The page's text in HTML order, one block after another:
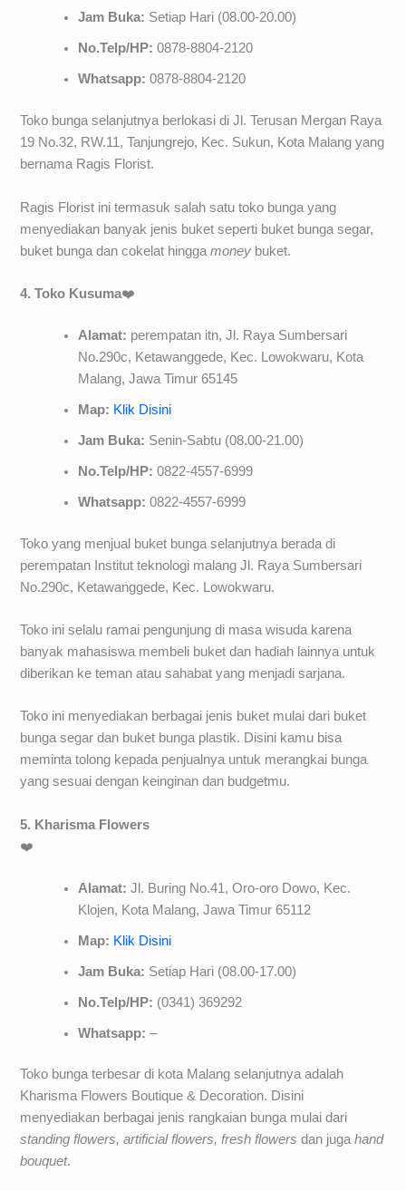
Jam Buka: Setiap Hari (08.00-20.00)
No.Telp/HP:0878-8804-2120
Whatsapp:0878-8804-2120
Toko bunga selanjutnya berlokasi di Jl. Terusan Mergan Raya
19 No.32, RW.11, Tanjungrejo, Kec. Sukun, Kota Malang yang
bernama Ragis Florist.
Ragis Florist ini termasuk salah satu toko bunga yang
menyediakan banyak jenis buket seperti buket bunga segar,
buket bunga dan cokelat hinggamoney buket.
4. Toko Kusuma❤️
Alamat: perempatan itn, Jl. Raya Sumbersari
No.290c, Ketawanggede, Kec. Lowokwaru, Kota
Malang, Jawa Timur 65145
Map: Klik Disini
Jam Buka: Senin-Sabtu (08.00-21.00)
No.Telp/HP:0822-4557-6999
Whatsapp:0822-4557-6999
Toko yang menjual buket bunga selanjutnya berada di
perempatan Institut teknologi malang Jl. Raya Sumbersari
No.290c, Ketawanggede, Kec. Lowokwaru.
Toko ini selalu ramai pengunjung di masa wisuda karena
banyak mahasiswa membeli buket dan hadiah lainnya untuk
diberikan ke teman atau sahabat yang menjadi sarjana.
Toko ini menyediakan berbagai jenis buket mulai dari buket
bunga segar dan buket bunga plastik. Disini kamu bisa
meminta tolong kepada penjualnya untuk merangkai bunga
yang sesuai dengan keinginan dan budgetmu.
5. Kharisma Flowers
❤️
Alamat:Jl. Buring No.41, Oro-oro Dowo, Kec.
Klojen, Kota Malang, Jawa Timur 65112
Map: Klik Disini
Jam Buka: Setiap Hari (08.00-17.00)
No.Telp/HP: (0341) 369292
Whatsapp:–
Toko bunga terbesar di kota Malang selanjutnya adalah
Kharisma Flowers Boutique & Decoration. Disini
menyediakan berbagai jenis rangkaian bunga mulai dari
standing flowers, artificial flowers, fresh flowers dan jugahand
bouquet.